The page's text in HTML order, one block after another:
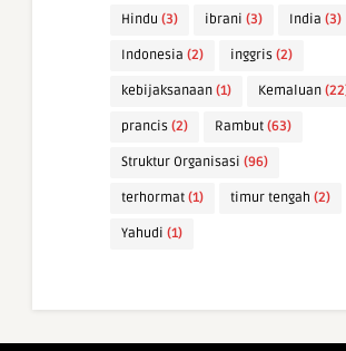
Hindu (3) ibrani (3) India (3)
Indonesia (2) inggris (2)
kebijaksanaan (1) Kemaluan
prancis (2) Rambut (63)
Struktur Organisasi (96)
terhormat (1) timur tengah (2)
Yahudi (1)